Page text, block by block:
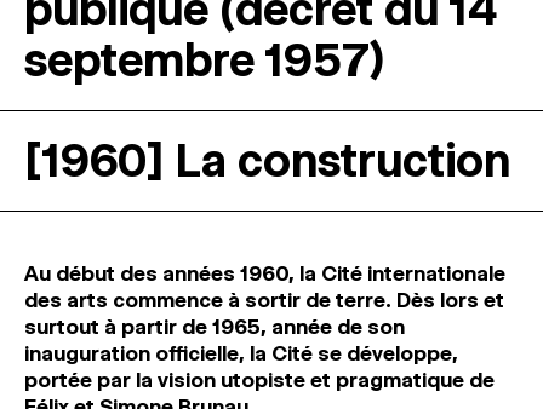
septembre 1957)
[1960] La construction
Au début des années 1960, la Cité internationale
des arts commence à sortir de terre. Dès lors et
surtout à partir de 1965, année de son
inauguration officielle, la Cité se développe,
portée par la vision utopiste et pragmatique de